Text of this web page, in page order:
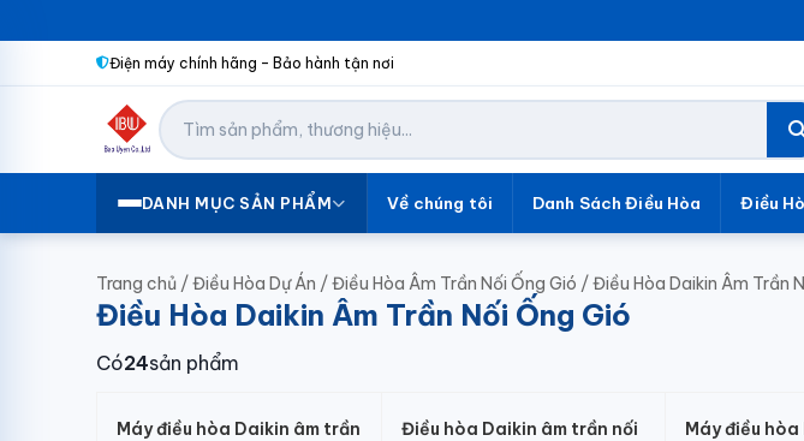
Điện máy chính hãng – Bảo hành tận nơi
DANH MỤC SẢN PHẨM Về chúng tôi Danh Sách Điều Hòa Điều
Trang chủ /Điều Hòa Dự Án /Điều Hòa Âm Trần Nối Ống Gió /Điều Hòa Daikin Âm Trần
Điều Hòa Daikin Âm Trần Nối Ống Gió
Có24sản phẩm
Máy điều hòa Daikin âm trần
Điều hòa Daikin âm trần nối
Máy điều